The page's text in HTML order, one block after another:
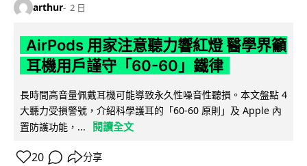
arthur 2 日
AirPods 用家注意聽力響紅燈 醫學界籲
耳機用戶謹守「60-60」鐵律
長時間高音量佩戴耳機可能導致永久性噪音性聽損。本文盤點 4
大聽力受損警號，介紹科學護耳的「60-60 原則」及 Apple 內
置防護功能，...
閱讀全文
20 分享